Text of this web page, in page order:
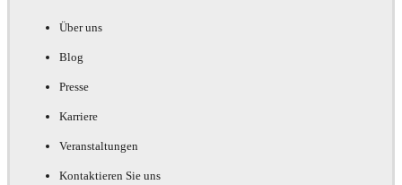
Über uns
Blog
Presse
Karriere
Veranstaltungen
Kontaktieren Sie uns